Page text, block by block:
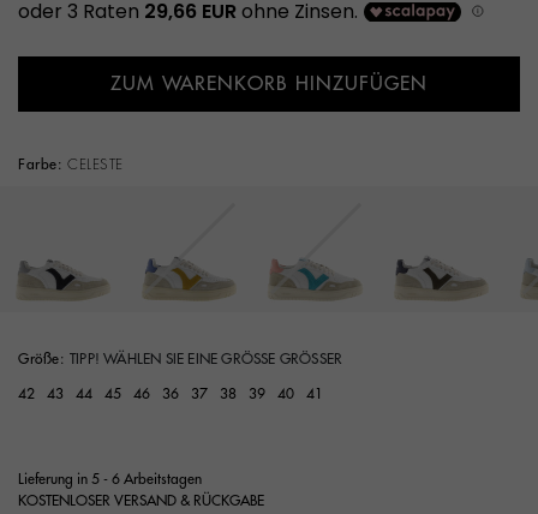
ZUM WARENKORB HINZUFÜGEN
Farbe: CELESTE
Größe: TIPP! WÄHLEN SIE EINE GRÖSSE GRÖSSER
42 43 44 45 46 36 37 38 39 40 41
Lieferung in 5 - 6 Arbeitstagen
KOSTENLOSER VERSAND & RÜCKGABE